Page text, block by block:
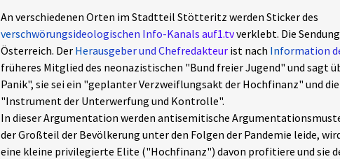
An verschiedenen Orten im Stadtteil Stötteritz werden Sticker des
verschwörungsideologischen Info-Kanals auf1.tvverklebt. Die
Österreich. Der Herausgeber und Chefredakteurist nach Information
früheres Mitglied des neonazistischen "Bund freier Jugend" und sagt
Panik", sie sei ein "geplanter Verzweiflungsakt der Hochfinanz" und
"Instrument der Unterwerfung und Kontrolle".
In dieser Argumentation werden antisemitische
der Großteil der Bevölkerung unter den Folgen der Pandemie leide,
eine kleine privilegierte Elite ("Hochfinanz") davon profitiere und sie